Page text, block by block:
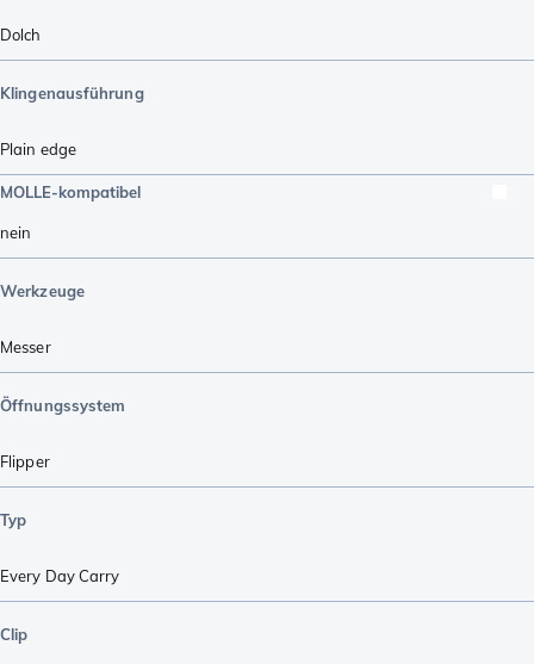
Dolch
Klingenausführung
Plain edge
MOLLE-kompatibel
nein
Werkzeuge
Messer
Öffnungssystem
Flipper
Typ
Every Day Carry
Clip